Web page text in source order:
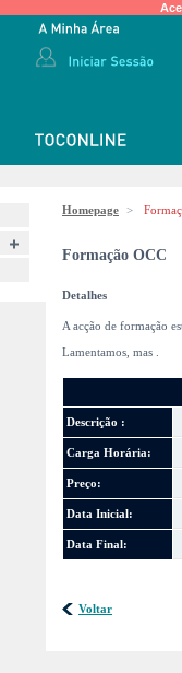
Homepage >
Formação OCC
Detalhes
A acção de formação
Lamentamos, mas
Descrição :
Carga Horária:
Preço:
Data Inicial:
Data Final:
Voltar